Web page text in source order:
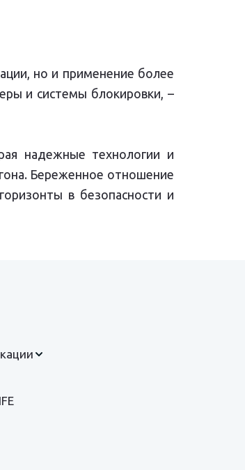
но и применение более
и системы блокировки, –
надежные технологии и
Береженное отношение
в безопасности и